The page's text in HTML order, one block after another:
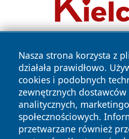
Nasza strona korzysta z
działała prawidłowo.
cookies i podobnych
zewnętrznych dostawców
analitycznych,
społecznościowych.
przetwarzane również
Copyright © 2026 szczecin4u.pl